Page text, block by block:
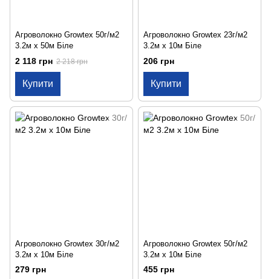
Агроволокно Growtex 50г/м2
3.2м х 50м Біле
2 118 грн 2 218 грн
Купити
Агроволокно Growtex 23г/м2
3.2м х 10м Біле
206 грн
Купити
Агроволокно Growtex 30г/м2
3.2м х 10м Біле
279 грн
Агроволокно Growtex 50г/м2
3.2м х 10м Біле
455 грн